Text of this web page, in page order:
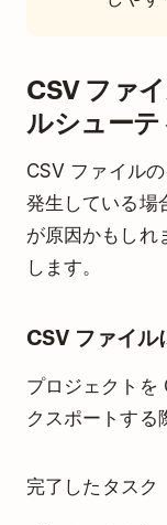
CSV ファ
ルシュー
CSV ファイル
発生している場
が原因かもしれ
します。
CSV ファイル
プロジェクトを
クスポートする
完了したタスク